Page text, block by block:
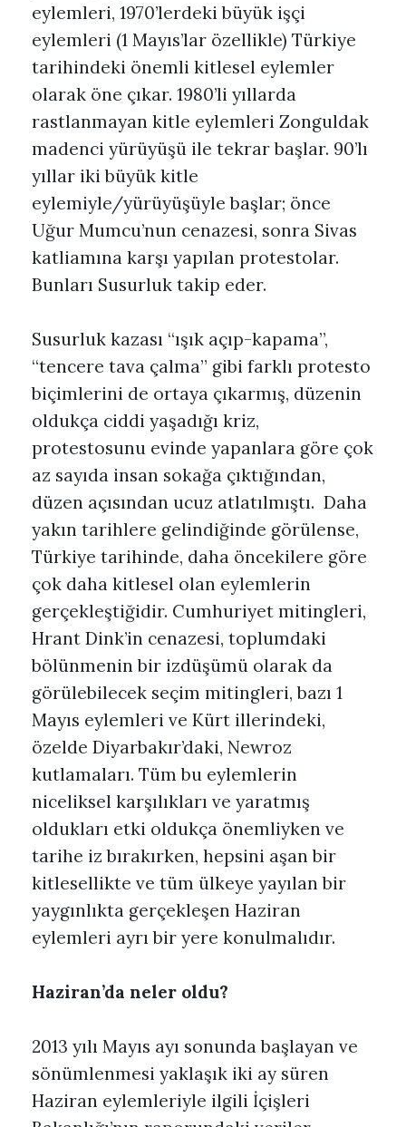
eylemleri, 1970’lerdeki büyük işçi
eylemleri (1 Mayıs’lar özellikle) Türkiye
tarihindeki önemli kitlesel eylemler
olarak öne çıkar. 1980’li yıllarda
rastlanmayan kitle eylemleri Zonguldak
madenci yürüyüşü ile tekrar başlar. 90’lı
yıllar iki büyük kitle
eylemiyle/yürüyüşüyle başlar; önce
Uğur Mumcu’nun cenazesi, sonra Sivas
katliamına karşı yapılan protestolar.
Bunları Susurluk takip eder.
Susurluk kazası “ışık açıp-kapama”,
“tencere tava çalma” gibi farklı protesto
biçimlerini de ortaya çıkarmış, düzenin
oldukça ciddi yaşadığı kriz,
protestosunu evinde yapanlara göre çok
az sayıda insan sokağa çıktığından,
düzen açısından ucuz atlatılmıştı. Daha
yakın tarihlere gelindiğinde görülense,
Türkiye tarihinde, daha öncekilere göre
çok daha kitlesel olan eylemlerin
gerçekleştiğidir. Cumhuriyet mitingleri,
Hrant Dink’in cenazesi, toplumdaki
bölünmenin bir izdüşümü olarak da
görülebilecek seçim mitingleri, bazı 1
Mayıs eylemleri ve Kürt illerindeki,
özelde Diyarbakır’daki, Newroz
kutlamaları. Tüm bu eylemlerin
niceliksel karşılıkları ve yaratmış
oldukları etki oldukça önemliyken ve
tarihe iz bırakırken, hepsini aşan bir
kitlesellikte ve tüm ülkeye yayılan bir
yaygınlıkta gerçekleşen Haziran
eylemleri ayrı bir yere konulmalıdır.
Haziran’da neler oldu?
2013 yılı Mayıs ayı sonunda başlayan ve
sönümlenmesi yaklaşık iki ay süren
Haziran eylemleriyle ilgili İçişleri